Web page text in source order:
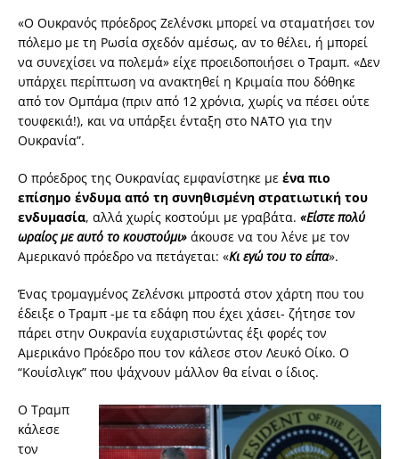
«Ο Ουκρανός πρόεδρος Ζελένσκι μπορεί να σταματήσει τον
πόλεμο με τη Ρωσία σχεδόν αμέσως, αν το θέλει, ή μπορεί
να συνεχίσει να πολεμά» είχε προειδοποιήσει ο Τραμπ. «Δεν
υπάρχει περίπτωση να ανακτηθεί η Κριμαία που δόθηκε
από τον Ομπάμα (πριν από 12 χρόνια, χωρίς να πέσει ούτε
τουφεκιά!), και να υπάρξει ένταξη στο NATO για την
Ουκρανία”.
Ο πρόεδρος της Ουκρανίας εμφανίστηκε με ένα πιο
επίσημο ένδυμα από τη συνηθισμένη στρατιωτική του
ενδυμασία, αλλά χωρίς κοστούμι με γραβάτα. «Είστε πολύ
ωραίος με αυτό το κουστούμι» άκουσε να του λένε με τον
Αμερικανό πρόεδρο να πετάγεται: «Κι εγώ του το είπα».
Ένας τρομαγμένος Ζελένσκι μπροστά στον χάρτη που του
έδειξε ο Τραμπ -με τα εδάφη που έχει χάσει- ζήτησε τον
πάρει στην Ουκρανία ευχαριστώντας έξι φορές τον
Αμερικάνο Πρόεδρο που τον κάλεσε στον Λευκό Οίκο. Ο
“Κουίσλιγκ” που ψάχνουν μάλλον θα είναι ο ίδιος.
Ο Τραμπ
κάλεσε
τον